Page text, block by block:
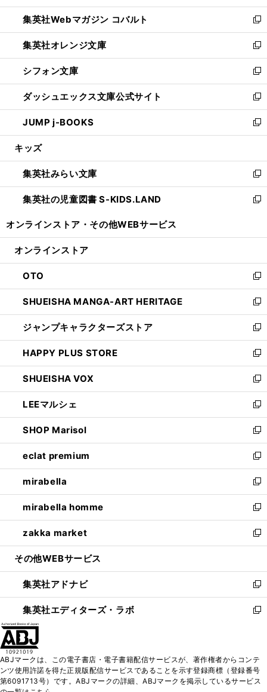
開
く
ウ
で
開
く
ン
ド
ウ
で
開
く
ウ
ィ
ン
ド
ウ
で
開
く
集英社Webマガジン コバルト
新
し
い
ウ
ィ
ン
ド
ウ
で
開
集英社オレンジ文庫
新
し
い
ウ
ィ
ン
ド
ウ
開
く
シフォン文庫
新
し
い
ウ
ィ
ン
ウ
で
開
く
ダッシュエックス文庫公式サイト
新
し
い
ウ
ン
ド
ウ
で
JUMP j-BOOKS
新
し
ウ
ィ
ン
ド
開
キッズ
集英社みらい文庫
新
し
い
ン
ウ
で
開
く
集英社の児童図書 S-KIDS.LAND
新
ウ
ン
ド
ウ
で
開
く
オンラインストア・ その他WEBサービス
オンラインストア
OTO
新
し
い
ウ
ィ
ン
ド
ウ
で
開
く
SHUEISHA MANGA-ART HERITAGE
新
し
い
ウ
ィ
ン
ド
ウ
で
開
く
ジャンプキャラクターズストア
新
し
い
ウ
ィ
ン
ド
ウ
で
開
く
HAPPY PLUS STORE
新
し
い
ウ
ィ
ン
ド
ウ
で
開
く
SHUEISHA VOX
新
し
い
ウ
ィ
ン
ド
ウ
で
開
く
LEEマルシェ
新
し
い
ウ
ィ
ン
ド
ウ
で
開
く
SHOP Marisol
新
し
い
ウ
ィ
ン
ド
ウ
で
開
eclat premium
新
し
い
ウ
ィ
ン
ド
ウ
開
く
mirabella
新
し
い
ウ
ィ
ン
ウ
で
開
く
mirabella homme
新
し
い
ウ
ン
ド
ウ
で
zakka market
新
し
ウ
ィ
ン
ド
く
その他WEBサービス
集英社アドナビ
新
し
い
ド
ウ
で
集英社エディターズ・ラボ
新
ィ
ン
ド
ABJマークは、この電子書店・電子書籍配信サービスが、著作権者からコンテ
ンツ使用許諾を得た正規版配信サービスであることを示す登録商標（登録番号
第6091713号）です。ABJマークの詳細、ABJマークを掲示しているサービス